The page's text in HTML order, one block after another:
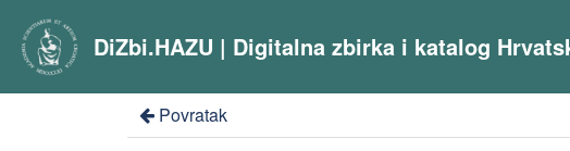
DiZbi.HAZU | Digitalna zbirka i katalog
Povratak